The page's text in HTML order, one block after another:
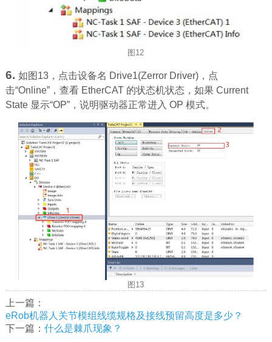
图12
6. 如图13，点击设备名 Drive1(Zerror Driver)，点
击“Online”，查看 EtherCAT 的状态机状态，如果 Current
State 显示“OP”，说明驱动器正常进入 OP 模式。
图13
上一篇：
eRob机器人关节模组线缆规格及接线预留高度是多少？
下一篇： 什么是棘爪现象？